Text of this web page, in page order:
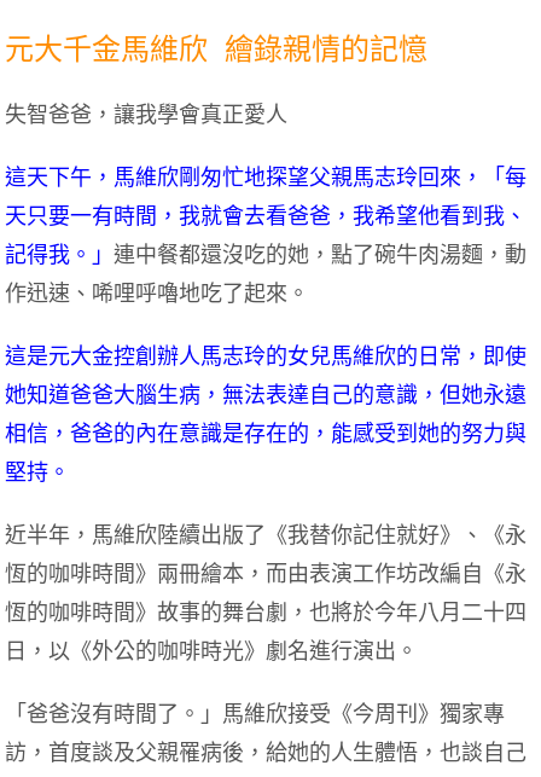
元大千金馬維欣 繪錄親情的記憶
失智爸爸，讓我學會真正愛人
這天下午，馬維欣剛匆忙地探望父親馬志玲回來，「每
天只要一有時間，我就會去看爸爸，我希望他看到我、
記得我。」連中餐都還沒吃的她，點了碗牛肉湯麵，動
作迅速、唏哩呼嚕地吃了起來。
這是元大金控創辦人馬志玲的女兒馬維欣的日常，即使
她知道爸爸大腦生病，無法表達自己的意識，但她永遠
相信，爸爸的內在意識是存在的，能感受到她的努力與
堅持。
近半年，馬維欣陸續出版了《我替你記住就好》、《永
恆的咖啡時間》兩冊繪本，而由表演工作坊改編自《永
恆的咖啡時間》故事的舞台劇，也將於今年八月二十四
日，以《外公的咖啡時光》劇名進行演出。
「爸爸沒有時間了。」馬維欣接受《今周刊》獨家專
訪，首度談及父親罹病後，給她的人生體悟，也談自己